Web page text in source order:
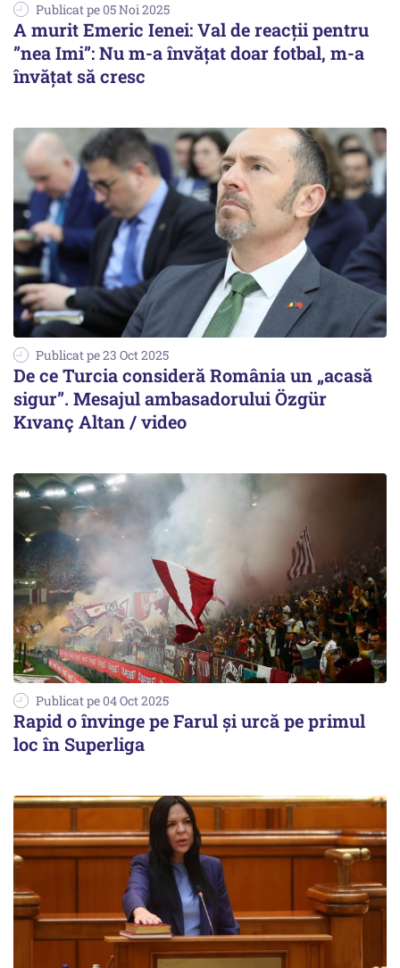
Publicat pe 05 Noi 2025
A murit Emeric Ienei: Val de reacții pentru
”nea Imi”: Nu m-a învățat doar fotbal, m-a
învățat să cresc
Publicat pe 23 Oct 2025
De ce Turcia consideră România un „acasă
sigur”. Mesajul ambasadorului Özgür
Kıvanç Altan / video
Publicat pe 04 Oct 2025
Rapid o învinge pe Farul şi urcă pe primul
loc în Superliga